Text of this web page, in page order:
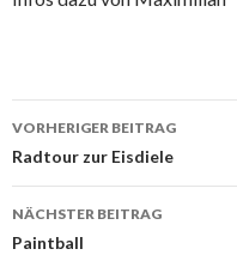
Beitrags-
Navigation
VORHERIGER BEITRAG
Radtour zur Eisdiele
NÄCHSTER BEITRAG
Paintball